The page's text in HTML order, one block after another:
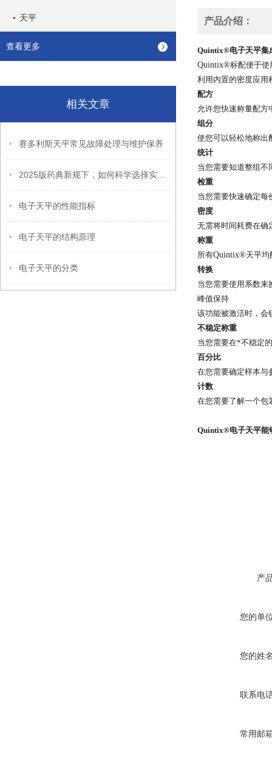
天平
查看更多
相关文章
赛多利斯天平常见故障处理与维护保养
电子天平的性能指标
电子天平的结构原理
电子天平的分类
产品介绍：
Quintix®电子天平集
Quintix®标配便于使
利用 内置的密度应用
配方
允许您快速称量配方
组分
使您可以轻松地称出
统计
当您需要知道整组不
检重
当您需要快速确定每
密度
无需将时间耗费在确
称重
所有Quintix®天平
转换
当您需要使用系数来
峰值保持
该功能被激活时，会
不稳定称重
当您需要在*不稳定的
百分比
在您需要确定样本与
计数
在您需要了解一个包
Quintix®电子天平能
产
您的单
您的姓
联系电
常用邮